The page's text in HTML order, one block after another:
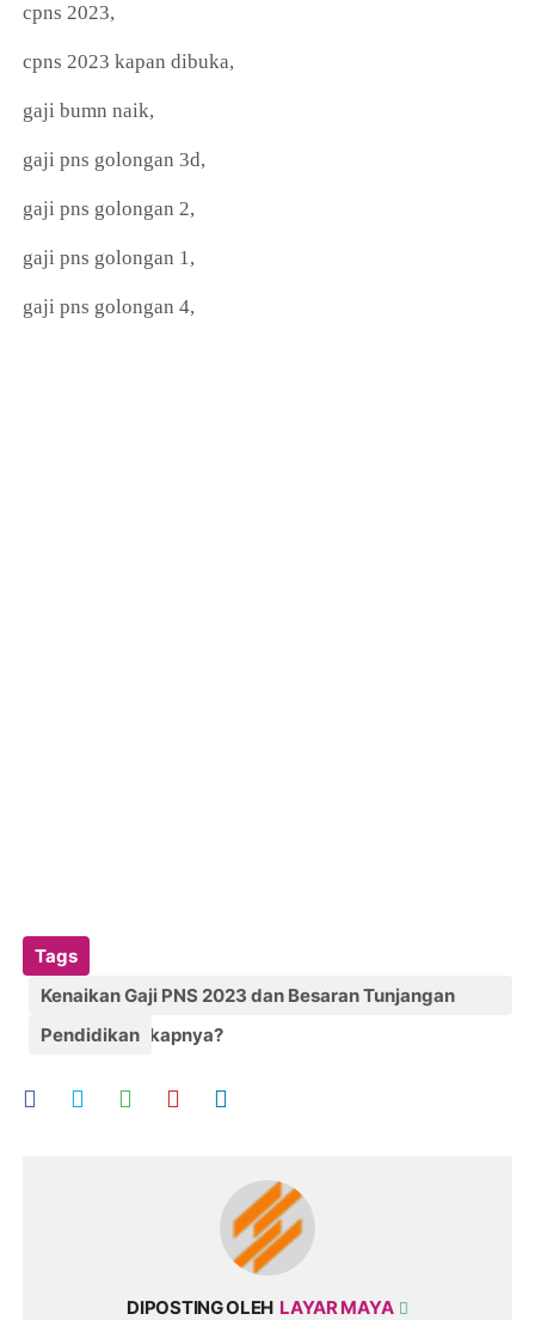
cpns 2023,
cpns 2023 kapan dibuka,
gaji bumn naik,
gaji pns golongan 3d,
gaji pns golongan 2,
gaji pns golongan 1,
gaji pns golongan 4,
Tags
Kenaikan Gaji PNS 2023 dan Besaran Tunjangan
Lihat Selengkapnya?
Pendidikan
DIPOSTING OLEH LAYAR MAYA